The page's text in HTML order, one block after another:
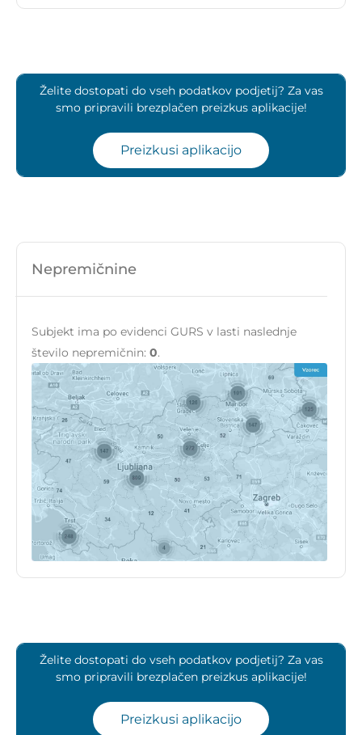
Želite dostopati do vseh podatkov podjetij? Za vas
smo pripravili brezplačen preizkus aplikacije!
Preizkusi aplikacijo
Nepremičnine
Subjekt ima po evidenci GURS v lasti naslednje
število nepremičnin: 0.
Želite dostopati do vseh podatkov podjetij? Za vas
smo pripravili brezplačen preizkus aplikacije!
Preizkusi aplikacijo